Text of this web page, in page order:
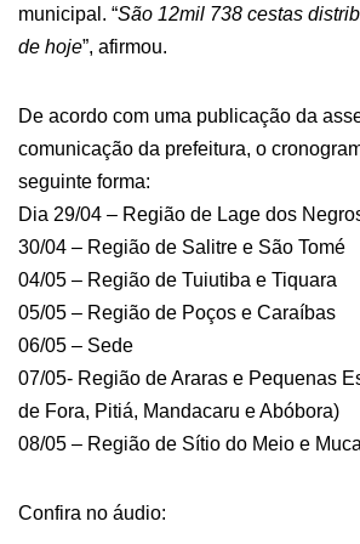
municipal. “São 12mil 738 cestas
de hoje”, afirmou.
De acordo com uma publicação da
comunicação da prefeitura, o
seguinte forma:
Dia 29/04 – Região de Lage dos
30/04 – Região de Salitre e São Tomé
04/05 – Região de Tuiutiba e Tiquara
05/05 – Região de Poços e Caraíbas
06/05 – Sede
07/05- Região de Araras e Pequenas
de Fora, Pitiá, Mandacaru e Abóbora)
08/05 – Região de Sítio do Meio e
Confira no áudio: